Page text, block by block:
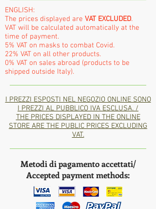
ENGLISH:
The prices displayed are VAT EXCLUDED.
VAT will be calculated automatically at the
time of payment.
5% VAT on masks to combat Covid.
22% VAT on all other products.
0% VAT on sales abroad (products to be
shipped outside Italy).
I PREZZI ESPOSTI NEL NEGOZIO ONLINE SONO
I PREZZI AL PUBBLICO IVA ESCLUSA. /
THE PRICES DISPLAYED IN THE ONLINE
STORE ARE THE PUBLIC PRICES EXCLUDING
VAT.
Metodi di pagamento accettati/
Accepted payment methods: